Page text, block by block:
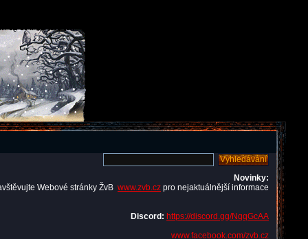
Novinky:
Webové stránky ŽvB www.zvb.cz pro nejaktuálnější informace
Discord: https://discord.gg/NqqGcAA
www.facebook.com/zvb.cz